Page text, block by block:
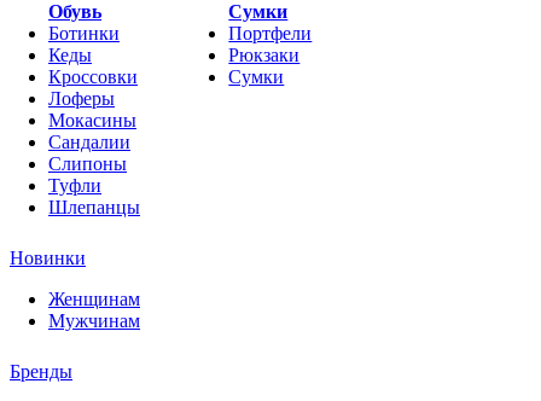
Обувь
Ботинки
Кеды
Кроссовки
Лоферы
Мокасины
Сандалии
Слипоны
Туфли
Шлепанцы
Сумки
Портфели
Рюкзаки
Сумки
Новинки
Женщинам
Мужчинам
Бренды